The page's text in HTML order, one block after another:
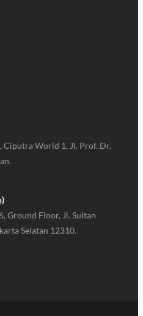
Ciputra World 1, Jl. Prof. Dr.
Ground Floor, Jl. Sultan
Selatan 12310.